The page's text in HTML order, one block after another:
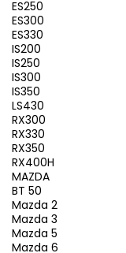
ES250
ES300
ES330
IS200
IS250
IS300
IS350
LS430
RX300
RX330
RX350
RX400H
MAZDA
BT 50
Mazda 2
Mazda 3
Mazda 5
Mazda 6